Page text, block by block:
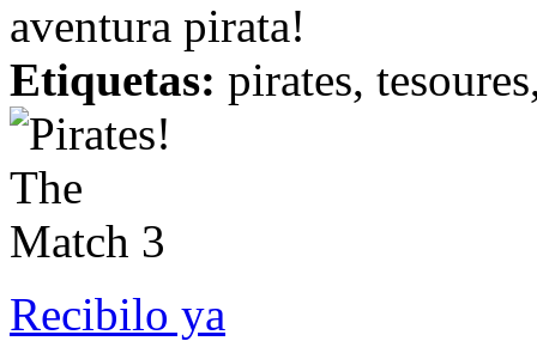
aventura pirata!
Etiquetas: pirates,
Recibilo ya